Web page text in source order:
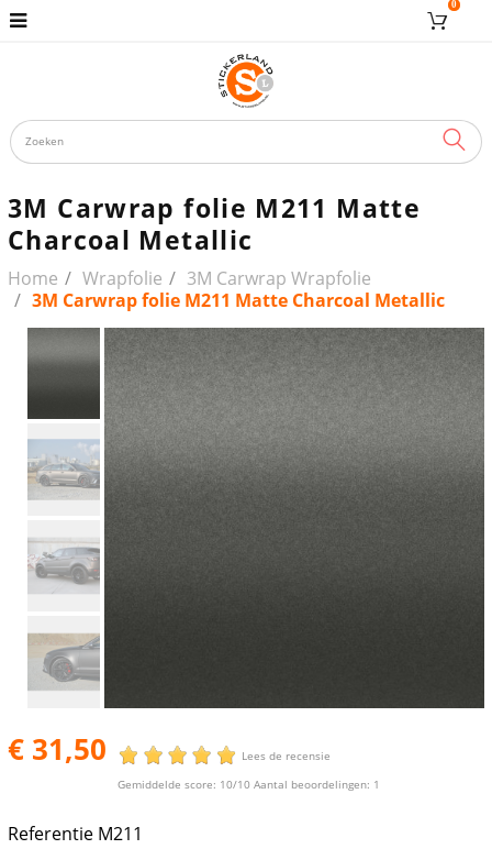
0
3M Carwrap folie M211 Matte
Charcoal Metallic
Home Wrapfolie
3M Carwrap Wrapfolie
3M Carwrap folie M211 Matte Charcoal Metallic
€ 31,50
Lees de recensie
Gemiddelde score: 10/10 Aantal beoordelingen: 1
Referentie M211